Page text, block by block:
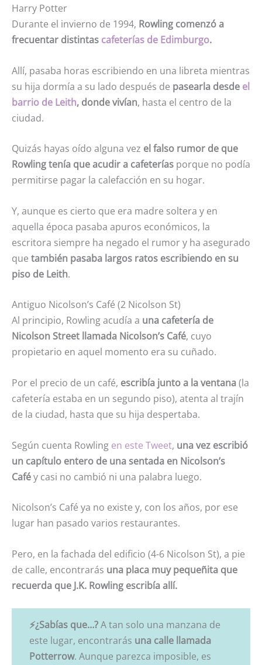
Harry Potter
Durante el invierno de 1994, Rowling comenzó a
frecuentar distintas cafeterías de Edimburgo.
Allí, pasaba horas escribiendo en una libreta mientras
su hija dormía a su lado después de pasearla desde el
barrio de Leith, donde vivían, hasta el centro de la
ciudad.
Quizás hayas oído alguna vez el falso rumor de que
Rowling tenía que acudir a cafeterías porque no podía
permitirse pagar la calefacción en su hogar.
Y, aunque es cierto que era madre soltera y en
aquella época pasaba apuros económicos, la
escritora siempre ha negado el rumor y ha asegurado
que también pasaba largos ratos escribiendo en su
piso de Leith.
Antiguo Nicolson’s Café (2 Nicolson St)
Al principio, Rowling acudía a una cafetería de
Nicolson Street llamada Nicolson’s Café, cuyo
propietario en aquel momento era su cuñado.
Por el precio de un café, escribía junto a la ventana(la
cafetería estaba en un segundo piso), atenta al trajín
de la ciudad, hasta que su hija despertaba.
Según cuenta Rowling en este Tweet, una vez escribió
un capítulo entero de una sentada en Nicolson’s
Caféy casi no cambió ni una palabra luego.
Nicolson’s Café ya no existe y, con los años, por ese
lugar han pasado varios restaurantes.
Pero, en la fachada del edificio (4-6 Nicolson St), a pie
de calle, encontrarás una placa muy pequeñita que
recuerda que J.K. Rowling escribía allí.
⚡¿Sabías que…?A tan solo una manzana de
este lugar, encontrarás una calle llamada
Potterrow. Aunque parezca imposible, es